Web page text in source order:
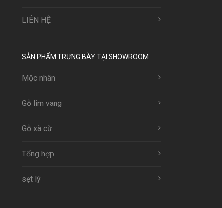
LIÊN HỆ
SẢN PHẨM TRƯNG BÀY TẠI SHOWROOM
Mộc nhân
Gỗ lim vang
Gỗ xà cừ
Tổng hợp
sẹt lý